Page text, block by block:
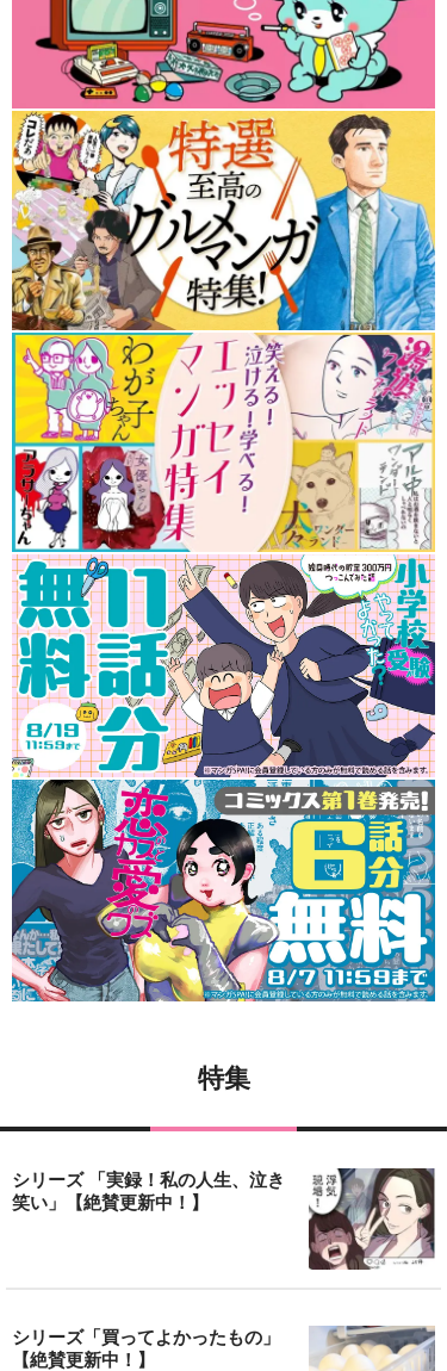
特集
シリーズ 「実録！私の人生、泣き
笑い」【絶賛更新中！】
シリーズ「買ってよかったもの」
【絶賛更新中！】